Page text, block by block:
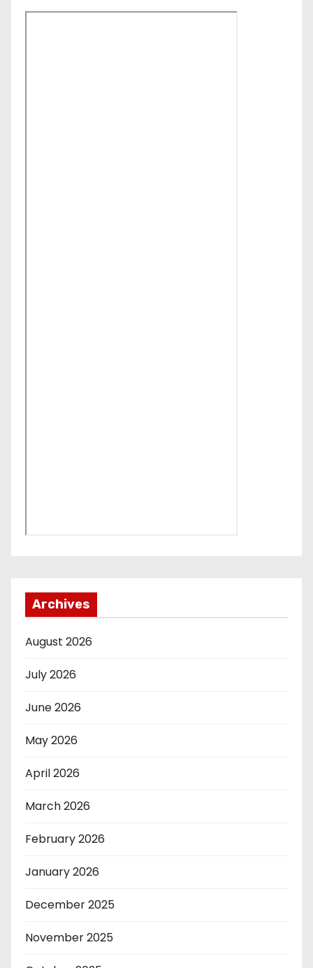
Archives
August 2026
July 2026
June 2026
May 2026
April 2026
March 2026
February 2026
January 2026
December 2025
November 2025